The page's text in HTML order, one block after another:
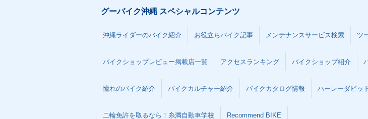
グーバイク沖縄 スペシャルコンテンツ
沖縄ライダーのバイク紹介 お役立ちバイク記事 メンテナンスサービス検索 ツ
バイクショップレビュー掲載店一覧 アクセスランキング バイクショップ紹介
憧れのバイク紹介 バイクカルチャー紹介 バイクカタログ情報 ハーレーダビッ
二輪免許を取るなら！糸満自動車学校 Recommend BIKE